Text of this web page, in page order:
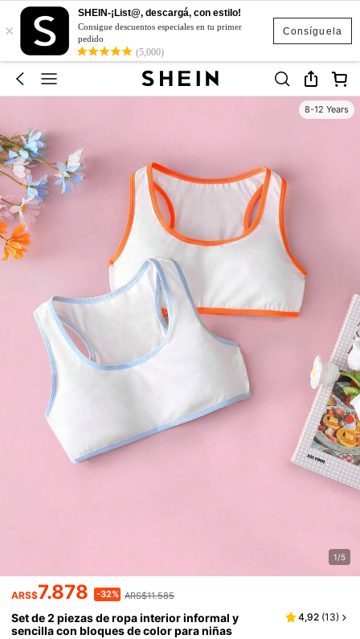
Consíguela
×
SHEIN-¡List@, descargá, con estilo!
Consigue descuentos especiales en tu primer
pedido
(5,000)
8-12 Years
1/5
ARS$7.878 -32% ARS$11.585
Set de 2 piezas de ropa interior informal y
sencilla con bloques de color para niñas
4,92 (13)